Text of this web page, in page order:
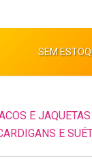
SEM
E JAQUETAS
E